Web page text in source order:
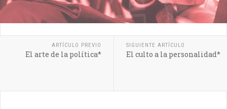
ARTÍCULO PREVIO
El arte de la política*
SIGUIENTE ARTÍCULO
El culto a la personalidad*